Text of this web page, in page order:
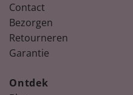
Contact
Bezorgen
Retourneren
Garantie
Ontdek